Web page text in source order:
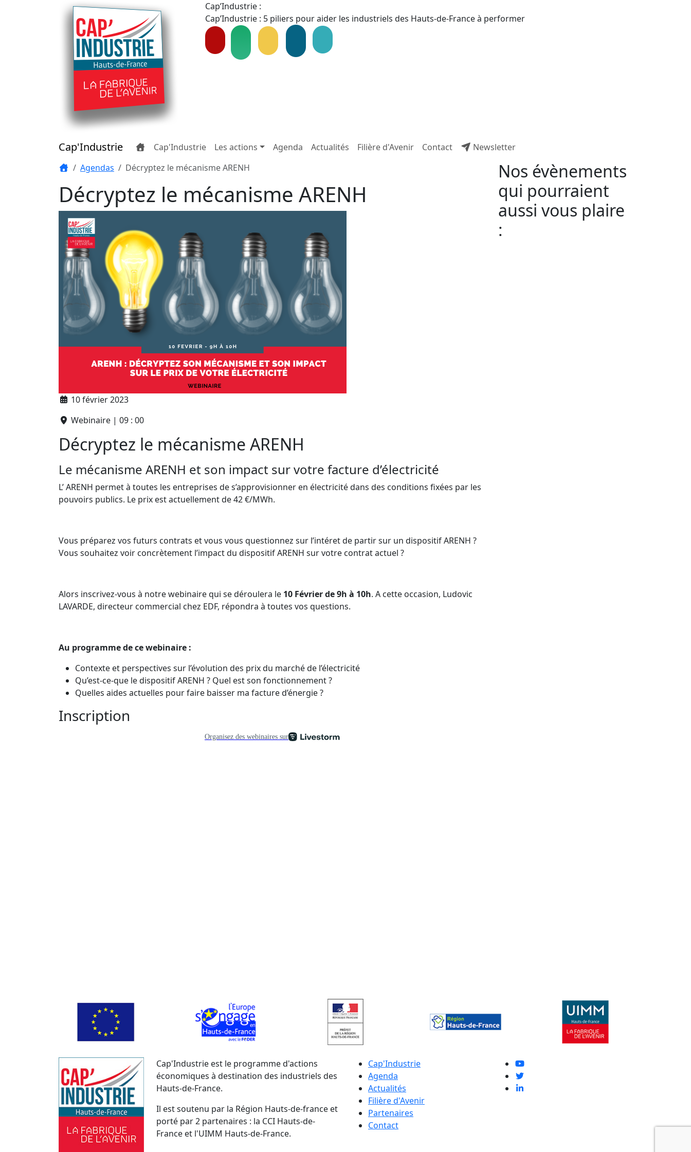
Cap’Industrie :
Cap’Industrie : 5 piliers pour aider les industriels des Hauts-de-France à performer
Cap'Industrie Cap'Industrie Les actions Agenda Actualités Filière d'Avenir Contact
Newsletter
Agendas
Décryptez le mécanisme ARENH
Décryptez le mécanisme ARENH
10 février 2023
Webinaire | 09 : 00
Décryptez le mécanisme ARENH
Le mécanisme ARENH et son impact sur votre facture d’électricité
L’ ARENH permet à toutes les entreprises de s’approvisionner en électricité dans des conditions fixées par les
pouvoirs publics. Le prix est actuellement de 42 €/MWh.
Vous préparez vos futurs contrats et vous vous questionnez sur l’intéret de partir sur un dispositif ARENH ?
Vous souhaitez voir concrètement l’impact du dispositif ARENH sur votre contrat actuel ?
Alors inscrivez-vous à notre webinaire qui se déroulera le 10 Février de 9h à 10h. A cette occasion, Ludovic
LAVARDE, directeur commercial chez EDF, répondra à toutes vos questions.
Au programme de ce webinaire :
Contexte et perspectives sur l’évolution des prix du marché de l’électricité
Qu’est-ce-que le dispositif ARENH ? Quel est son fonctionnement ?
Quelles aides actuelles pour faire baisser ma facture d’énergie ?
Inscription
Nos évènements
qui pourraient
aussi vous plaire
:
Cap'Industrie est le programme d'actions
économiques à destination des industriels des
Hauts-de-France.
Il est soutenu par la Région Hauts-de-france et
porté par 2 partenaires : la CCI Hauts-de-
France et l'UIMM Hauts-de-France.
Cap'Industrie
Agenda
Actualités
Filière d'Avenir
Partenaires
Contact